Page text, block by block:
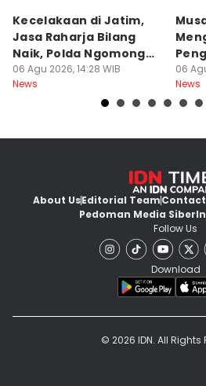
Kecelakaan di Jatim,
Jasa Raharja Bilang
Naik, Polda Ngomong
Turun
06 Agu 2026, 14:28 WIB
News
06
News
About UsEditorial TeamContact
Pedoman Media Siber
Follow Us
Download
© 2026 IDN. All Rights